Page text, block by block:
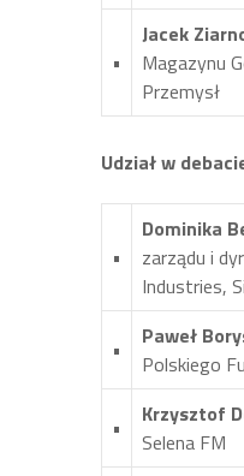
•
Jacek
Magazynu
Przemysł
Udział w
•
Dominika
zarządu i
Industries,
• Paweł
Polskiego
• Krzysztof
Selena FM